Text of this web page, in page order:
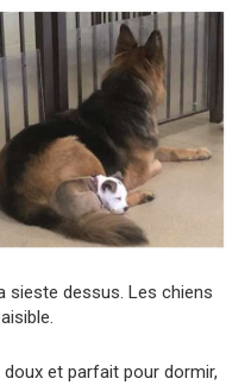
sieste dessus. Les chiens
doux et parfait pour dormir,